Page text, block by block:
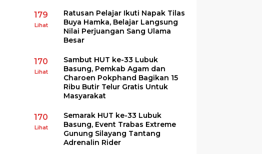
179
Lihat
Ratusan Pelajar Ikuti Napak Tilas
Buya Hamka, Belajar Langsung
Nilai Perjuangan Sang Ulama
Besar
170
Lihat
Sambut HUT ke-33 Lubuk
Basung, Pemkab Agam dan
Charoen Pokphand Bagikan 15
Ribu Butir Telur Gratis Untuk
Masyarakat
170
Lihat
Semarak HUT ke-33 Lubuk
Basung, Event Trabas Extreme
Gunung Silayang Tantang
Adrenalin Rider